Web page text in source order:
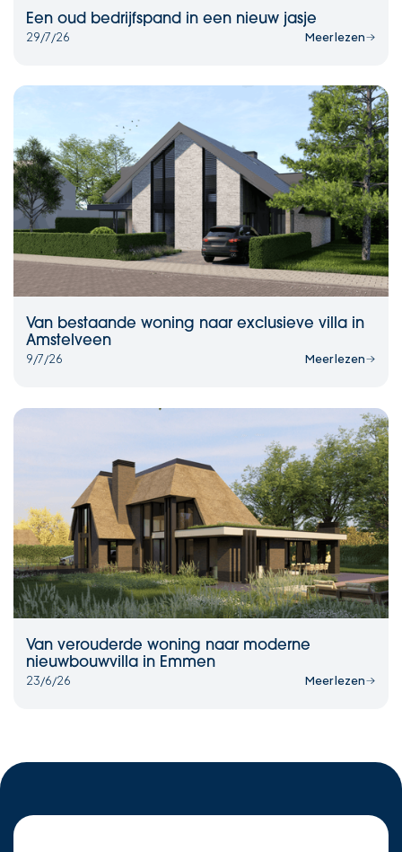
Een oud bedrijfspand in een nieuw jasje
29/7/26
Meer lezen
Van bestaande woning naar exclusieve villa in
Amstelveen
9/7/26
Meer lezen
Van verouderde woning naar moderne
nieuwbouwvilla in Emmen
23/6/26
Meer lezen